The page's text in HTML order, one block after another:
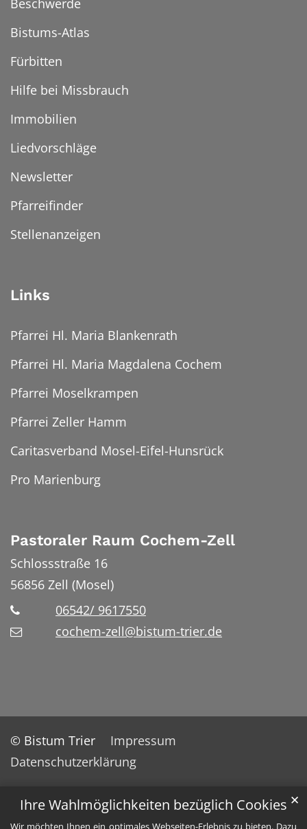
Ihre Wahlmöglichkeiten bezüglich Cookies
Wir möchten Ihnen ein optimales Webseiten-Erlebnis zu bieten. Dazu
✕
Bistums-Atlas
Fürbitten
Hilfe bei Missbrauch
Immobilien
Liedvorschläge
Newsletter
Pfarreifinder
Stellenanzeigen
Links
Pfarrei Hl. Maria Blankenrath
Pfarrei Hl. Maria Magdalena Cochem
Pfarrei Moselkrampen
Pfarrei Zeller Hamm
Caritasverband Mosel-Eifel-Hunsrück
Pro Marienburg
Pastoraler Raum Cochem-Zell
Schlossstraße 16
56856 Zell (Mosel)
06542/ 9617550
cochem-zell@bistum-trier.de
© Bistum Trier
Impressum
Datenschutzerklärung